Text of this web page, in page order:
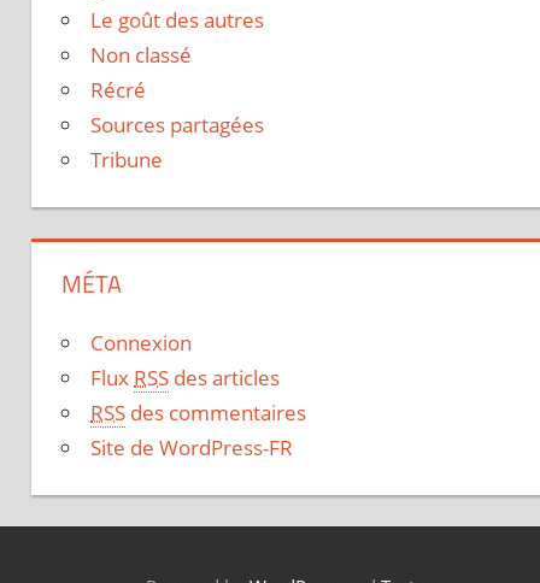
Le goût des autres
Non classé
Récré
Sources partagées
Tribune
MÉTA
Connexion
Flux RSS des articles
RSS des commentaires
Site de WordPress-FR